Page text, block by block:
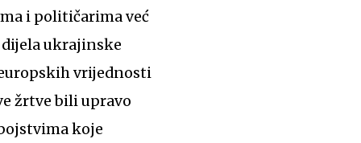
i političarima već
ukrajinske
vrijednosti
žrtve bili upravo
koje